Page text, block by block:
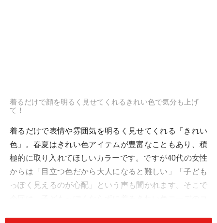
着るだけで顔を明るく見せてくれるきれい色で気分も上げ
て！
着るだけで表情や雰囲気を明るく見せてくれる「きれい
色」。春夏はきれい色アイテムが豊富なこともあり、積
極的に取り入れてほしいカラーです。ですが40代の女性
からは「目立つ色だから大人になると難しい」「子ども
っぽく見えるのが心配」という声も聞かれます。そこで